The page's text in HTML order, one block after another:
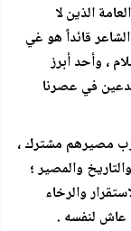
الذين لا
قائداً هو غي
، وأحد أبرز
في عصرنا
مصيرهم مشترك ،
والمصير ؛
والرخاء
عاش لنفسه .